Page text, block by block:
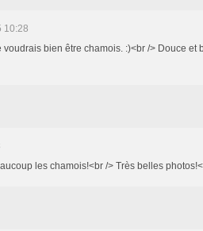
10:28
voudrais bien être chamois. :)<br /> Douce et
les chamois!<br /> Très belles